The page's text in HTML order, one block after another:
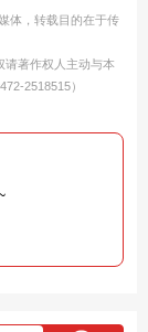
体，转载目的在于传
著作权人主动与本
2518515）